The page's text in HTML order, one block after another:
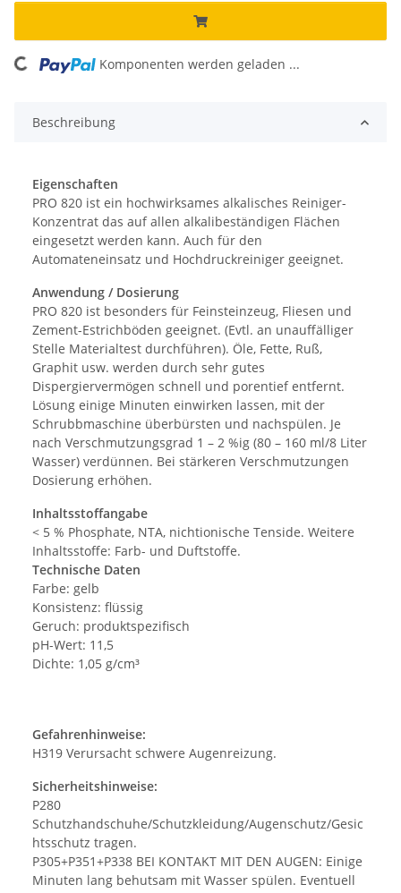
Komponenten werden geladen ...
Beschreibung
Eigenschaften
PRO 820 ist ein hochwirksames alkalisches Reiniger-
Konzentrat das auf allen alkalibeständigen Flächen
eingesetzt werden kann. Auch für den
Automateneinsatz und Hochdruckreiniger geeignet.
Anwendung / Dosierung
PRO 820 ist besonders für Feinsteinzeug, Fliesen und
Zement-Estrichböden geeignet. (Evtl. an unauffälliger
Stelle Materialtest durchführen). Öle, Fette, Ruß,
Graphit usw. werden durch sehr gutes
Dispergiervermögen schnell und porentief entfernt.
Lösung einige Minuten einwirken lassen, mit der
Schrubbmaschine überbürsten und nachspülen. Je
nach Verschmutzungsgrad 1 – 2 %ig (80 – 160 ml/8 Liter
Wasser) verdünnen. Bei stärkeren Verschmutzungen
Dosierung erhöhen.
Inhaltsstoffangabe
< 5 % Phosphate, NTA, nichtionische Tenside. Weitere
Inhaltsstoffe: Farb- und Duftstoffe.
Technische Daten
Farbe: gelb
Konsistenz: flüssig
Geruch: produktspezifisch
pH-Wert: 11,5
Dichte: 1,05 g/cm³
Gefahrenhinweise:
H319 Verursacht schwere Augenreizung.
Sicherheitshinweise:
P280
Schutzhandschuhe/Schutzkleidung/Augenschutz/Gesic
htsschutz tragen.
P305+P351+P338 BEI KONTAKT MIT DEN AUGEN: Einige
Minuten lang behutsam mit Wasser spülen. Eventuell